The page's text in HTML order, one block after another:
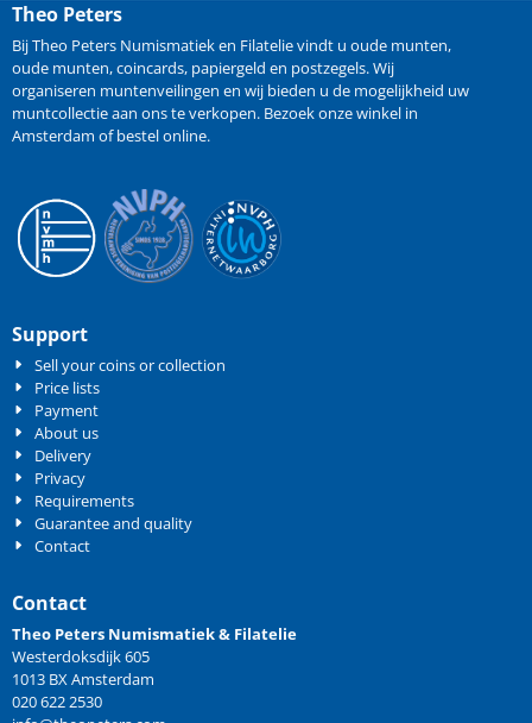
Theo Peters
Bij Theo Peters Numismatiek en Filatelie vindt u oude munten,
oude munten,coincards, papiergeld en postzegels. Wij
organiseren muntenveilingen en wij bieden u de mogelijkheid uw
muntcollectie aan ons te verkopen. Bezoek onze winkel in
Amsterdam of bestel online.
Support
Sell your coins or collection
Price lists
Payment
About us
Delivery
Privacy
Requirements
Guarantee and quality
Contact
Contact
Theo Peters Numismatiek & Filatelie
Westerdoksdijk 605
1013 BX Amsterdam
020 622 2530